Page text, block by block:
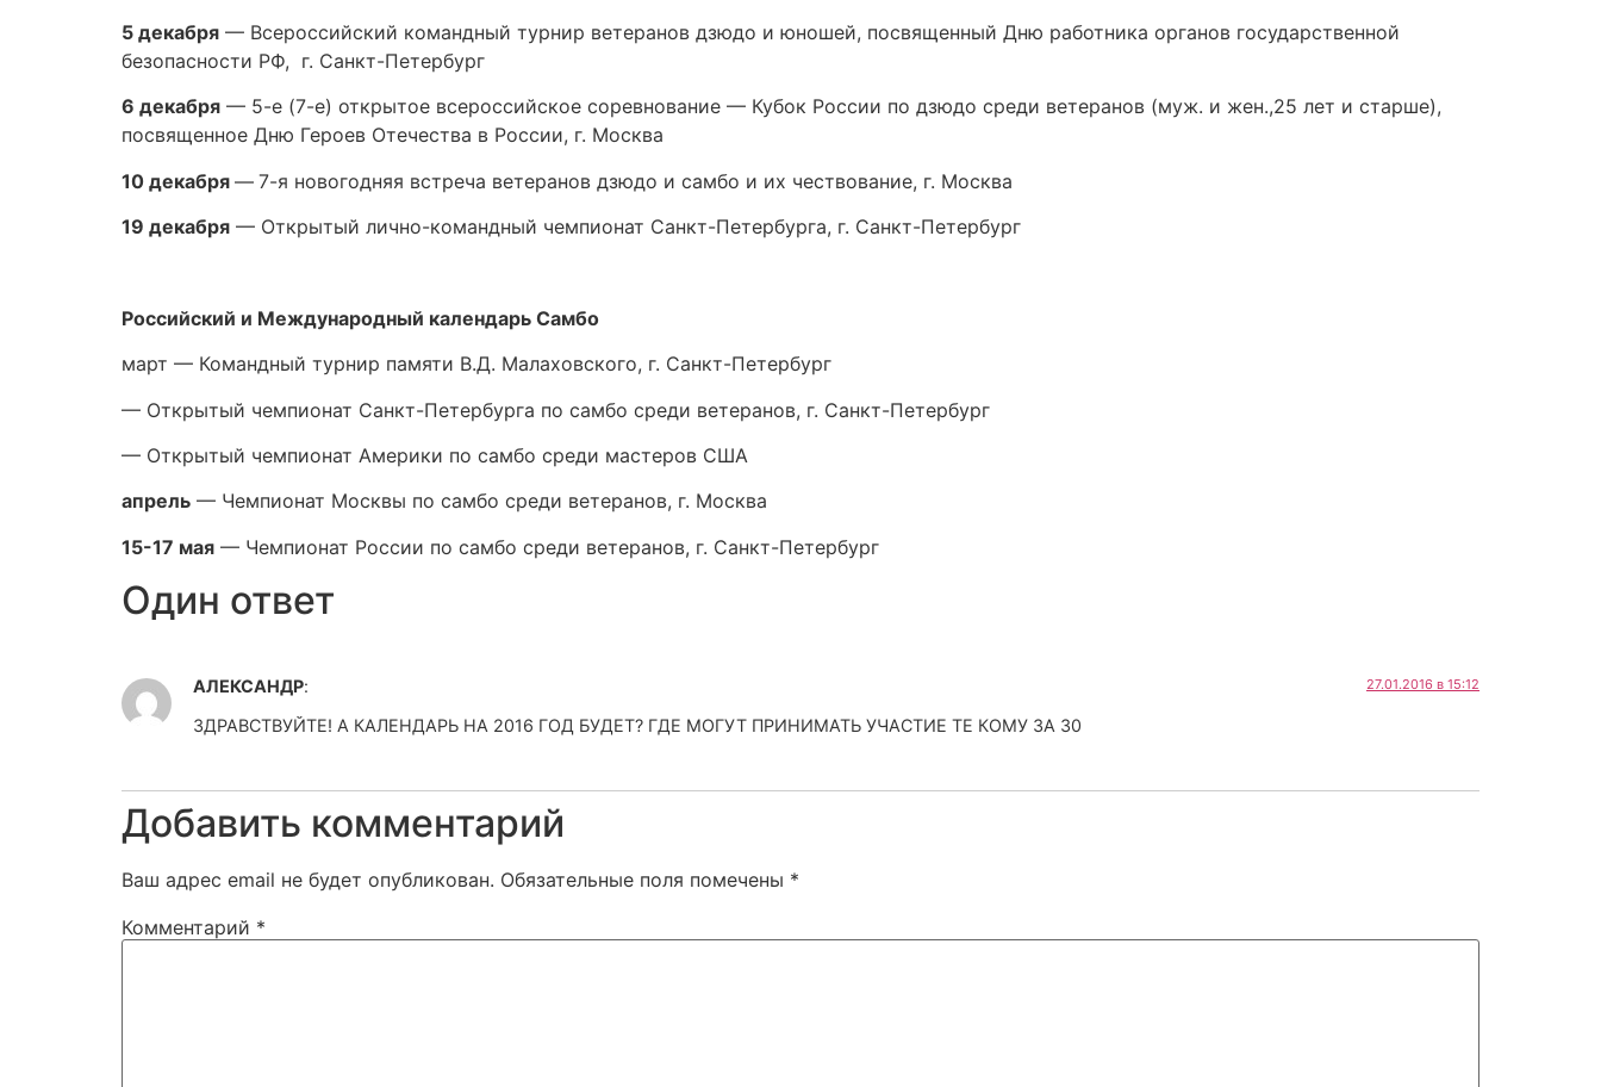
5 декабря — Всероссийский командный турнир ветеранов дзюдо и юношей, посвященный Дню работника органов государственной
безопасности РФ, г. Санкт-Петербург
6 декабря — 5-е (7-е) открытое всероссийское соревнование — Кубок России по дзюдо среди ветеранов (муж. и жен.,25 лет и старше),
посвященное Дню Героев Отечества в России, г. Москва
10 декабря — 7-я новогодняя встреча ветеранов дзюдо и самбо и их чествование, г. Москва
19 декабря — Открытый лично-командный чемпионат Санкт-Петербурга, г. Санкт-Петербург
Российский и Международный календарь Самбо
март — Командный турнир памяти В.Д. Малаховского, г. Санкт-Петербург
— Открытый чемпионат Санкт-Петербурга по самбо среди ветеранов, г. Санкт-Петербург
— Открытый чемпионат Америки по самбо среди мастеров США
апрель — Чемпионат Москвы по самбо среди ветеранов, г. Москва
15-17 мая — Чемпионат России по самбо среди ветеранов, г. Санкт-Петербург
Один ответ
АЛЕКСАНДР: 27.01.2016 в 15:12
ЗДРАВСТВУЙТЕ! А КАЛЕНДАРЬ НА 2016 ГОД БУДЕТ? ГДЕ МОГУТ ПРИНИМАТЬ УЧАСТИЕ ТЕ КОМУ ЗА 30
Добавить комментарий
Ваш адрес email не будет опубликован. Обязательные поля помечены *
Комментарий *